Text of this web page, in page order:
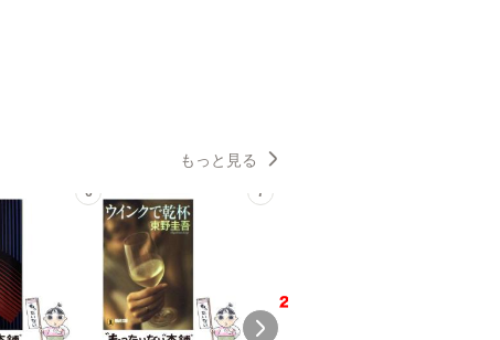
もっと見る
6 7